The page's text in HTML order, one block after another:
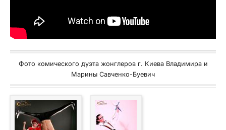
Фото комического дуэта жонглеров г. Киева Владимира и
Марины Савченко-Буевич